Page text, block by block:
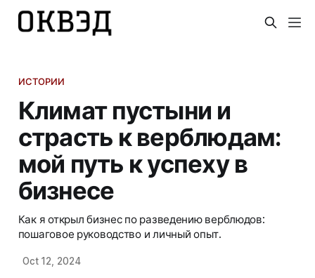
ИСТОРИИ
Климат пустыни и
страсть к верблюдам:
мой путь к успеху в
бизнесе
Как я открыл бизнес по разведению верблюдов:
пошаговое руководство и личный опыт.
Oct 12, 2024